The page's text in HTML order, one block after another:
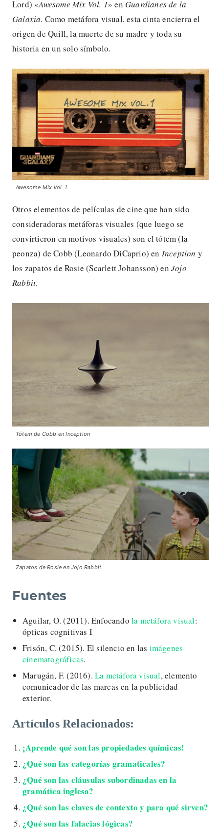
Lord) «Awesome Mix Vol. 1» en Guardianes de la
Galaxia. Como metáfora visual, esta cinta encierra el
origen de Quill, la muerte de su madre y toda su
historia en un solo símbolo.
Awesome Mix Vol. 1
Otros elementos de películas de cine que han sido
consideradoras metáforas visuales (que luego se
convirtieron en motivos visuales) son el tótem (la
peonza) de Cobb (Leonardo DiCaprio) en Inception y
los zapatos de Rosie (Scarlett Johansson) enJojo
Rabbit.
Tótem de Cobb en Inception
Zapatos de Rosie en Jojo Rabbit.
Fuentes
Aguilar, O. (2011). Enfocando la metáfora visual:
ópticas cognitivas I
Frisón, C. (2015). El silencio en las imágenes
cinematográficas.
Marugán, F. (2016). La metáfora visual, elemento
comunicador de las marcas en la publicidad
exterior.
Artículos Relacionados:
¡Aprende qué son las propiedades químicas!
¿Qué son las categorías gramaticales?
¿Qué son las cláusulas subordinadas en la
gramática inglesa?
¿Qué son las claves de contexto y para qué sirven?
¿Qué son las falacias lógicas?